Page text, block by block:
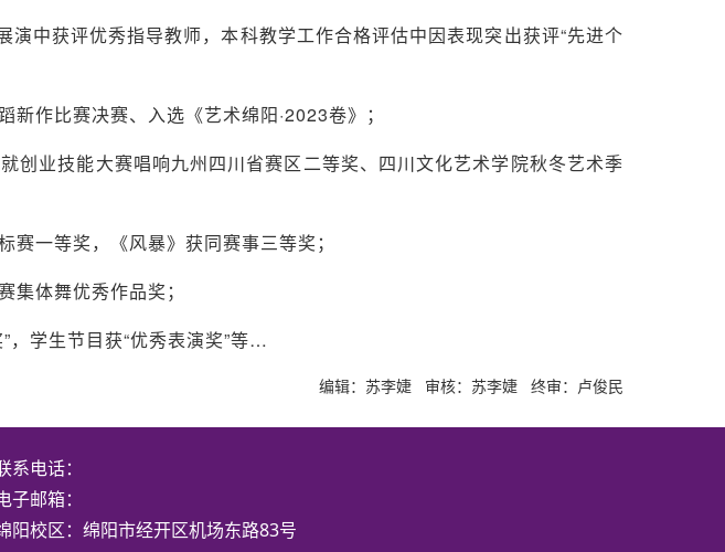
中获评优秀指导教师，本科教学工作合格评估中因表现突出获评“先进个
作比赛决赛、入选《艺术绵阳·2023卷》；
创业技能大赛唱响九州四川省赛区二等奖、四川文化艺术学院秋冬艺术季
一等奖，《风暴》获同赛事三等奖；
体舞优秀作品奖；
，学生节目获“优秀表演奖”等…
编辑：苏李婕 审核：苏李婕 终审：卢俊民
系电话：
子邮箱：
阳校区：绵阳市经开区机场东路83号